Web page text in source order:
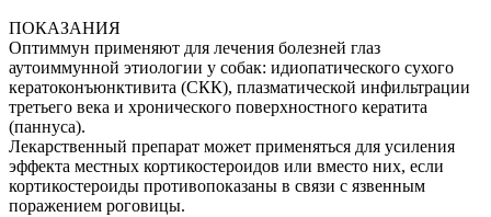
ПОКАЗАНИЯ
Оптиммун применяют для лечения болезней глаз
аутоиммунной этиологии у собак: идиопатического сухого
кератоконъюнктивита (СКК), плазматической инфильтрации
третьего века и хронического поверхностного кератита
(паннуса).
Лекарственный препарат может применяться для усиления
эффекта местных кортикостероидов или вместо них, если
кортикостероиды противопоказаны в связи с язвенным
поражением роговицы.